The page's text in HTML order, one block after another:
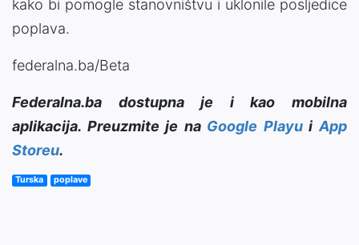
kako bi pomogle stanovništvu i uklonile posljedice
poplava.
federalna.ba/Beta
Federalna.ba dostupna je i kao mobilna
aplikacija. Preuzmite je na Google PlayuiApp
Storeu.
Turska poplave